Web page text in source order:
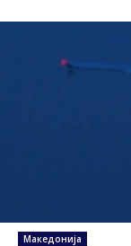
Македонија